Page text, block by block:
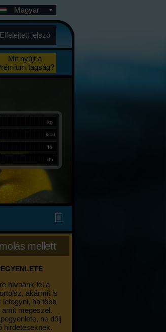
Magyar
Elfelejtett jelszó
Mit nyújt a
tagság?
kg
kcal
fő
db
mellett
hívnánk fel a
akármit is
ha több
megeszel.
ne dőlj
hirdetéseknek.